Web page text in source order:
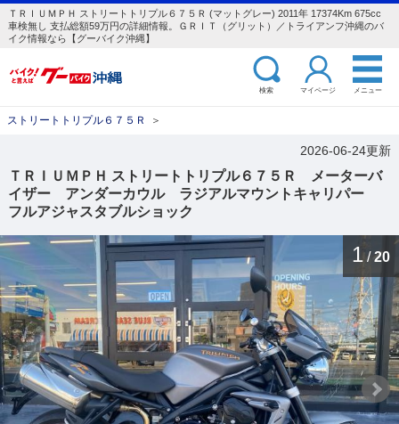
ＴＲＩＵＭＰＨ ストリートトリプル６７５Ｒ (マットグレー) 2011年 17374Km 675cc
車検無し 支払総額59万円の詳細情報。ＧＲＩＴ（グリット）／トライアンフ沖縄のバ
イク情報なら【グーバイク沖縄】
検索 マイページ メニュー
ストリートトリプル６７５Ｒ ＞
2026-06-24更新
ＴＲＩＵＭＰＨ ストリートトリプル６７５Ｒ メーターバ
イザー アンダーカウル ラジアルマウントキャリパー
フルアジャスタブルショック
1 / 20